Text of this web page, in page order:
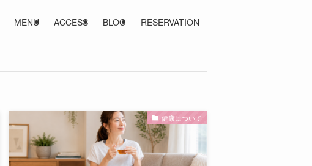
MENU ACCESS BLOG RESERVATION
健康について